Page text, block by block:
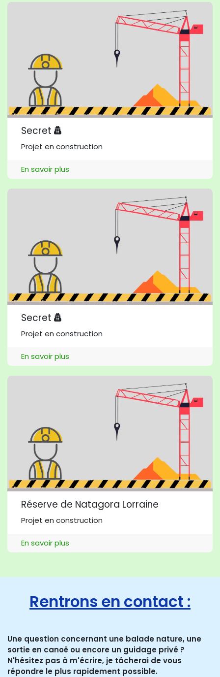
Secret
Projet en construction
En savoir plus
Secret
Projet en construction
En savoir plus
Réserve de Natagora Lorraine
Projet en construction
En savoir plus
Rentrons en contact :
Une question concernant une balade nature, une
sortie en canoë ou encore un guidage privé ?
N'hésitez pas à m'écrire, je tâcherai de vous
répondre le plus rapidement possible.